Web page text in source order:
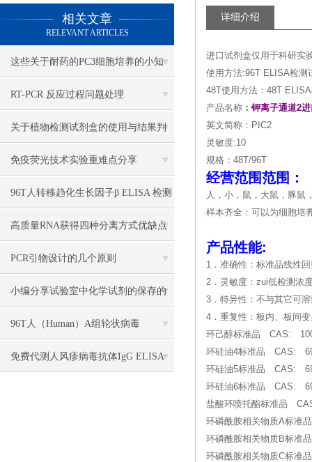
相关文章
RELEVANT ARTICLES
这些关于耐药的PC3细胞培养的小知
识，你一定要牢牢掌握
RT-PCR 反应过程问题处理
关于植物检测试剂盒的使用与结果判
断，我有妙招
免疫荧光技术实验重难点分享
96T人转移趋化生长因子β ELISA 检测
试剂盒说明书
高质量RNA获得四种分离方式优缺点
PCR引物设计的几个原则
小编分享试验室中化学试剂的保存的
方法
96T人（Human）A组轮状病毒
（Rotavirus）ELISA 检测试剂盒
免费代测人风疹病毒抗体IgG ELISA
详细介绍
进口试剂盒仅用于科研实
使用方法:96T ELISA检测
48T使用方法：48T
产品名称 ： 钾离子通道2
英文简称：PIC2
灵敏度:10
规格：48T/96T
经营范围范围：
人，小，鼠，大鼠，豚鼠
样本齐全：可以为细胞培
产品性能:
1．准确性：标准品线性
2．灵敏度：zui低检测浓
3．特异性：不与其它可
4．重复性：板内、板间
环己醇标准品 CAS:
环硅油4标准品 CAS:
环硅油5标准品 CAS:
环硅油6标准品 CAS:
盐酸环喷托酯标准品
环磷酰胺相关物质A标
环磷酰胺相关物质B标
环磷酰胺相关物质C标